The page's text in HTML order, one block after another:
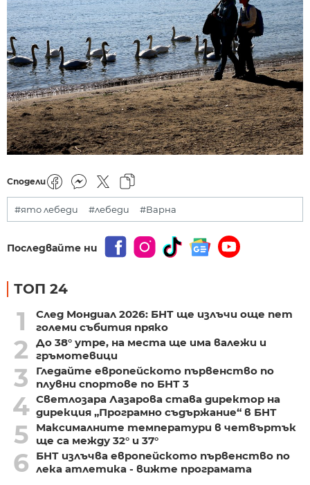
Сподели
#ято лебеди #лебеди #Варна
Последвайте ни
ТОП 24
1
След Мондиал 2026: БНТ ще излъчи още пет
големи събития пряко
2
До 38° утре, на места ще има валежи и
гръмотевици
3
Гледайте европейското първенство по
плувни спортове по БНТ 3
4 Светлозара Лазарова става директор на
дирекция „Програмно съдържание“ в БНТ
5
Максималните температури в четвъртък
ще са между 32° и 37°
6
БНТ излъчва европейското първенство по
лека атлетика - вижте програмата